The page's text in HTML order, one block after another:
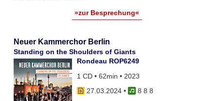
»zur Besprechung«
Neuer Kammerchor Berlin
Standing on the Shoulders of Giants
Rondeau ROP6249
1 CD • 62min • 2023
27.03.2024•
8 8 8